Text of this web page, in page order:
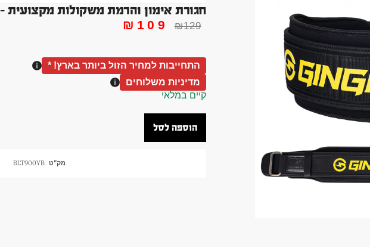
חגורת אימון והרמת משקולות מקצועית
₪129
₪ 109
התחייבות למחיר הזול ביותר בארץ! *
מדיניות משלוחים
קיים במלאי
הוספה לסל
מק"ט BLT900YB